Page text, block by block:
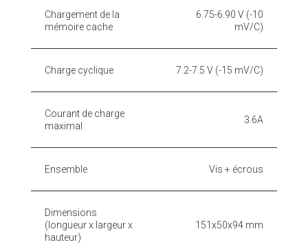
Chargement de la
mémoire cache
6.75-6.90 V (-10
mV/C)
Charge cyclique 7.2-7.5 V (-15 mV/C)
Courant de charge
maximal
3.6A
Ensemble Vis + écrous
Dimensions
(longueur x largeur x
hauteur)
151x50x94 mm